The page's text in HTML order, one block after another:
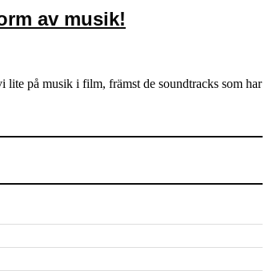
av musik!
på musik i film, främst de soundtracks som har